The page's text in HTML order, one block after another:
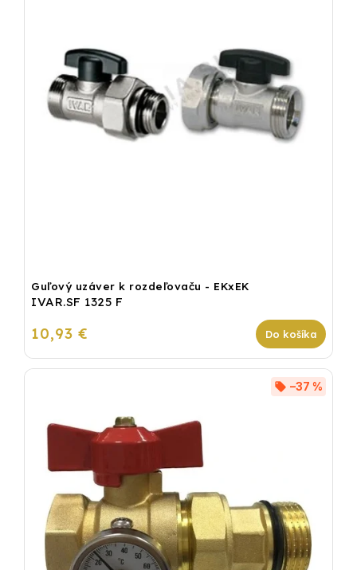
Guľový uzáver k rozdeľovaču - EKxEK
IVAR.SF 1325 F
10,93 € Do košíka
–37 %